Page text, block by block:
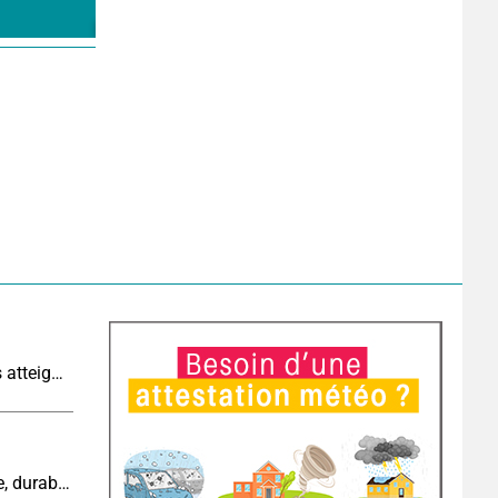
Sécheresse historique : les cours d'eau français atteignent un niveau critique
Cinquième canicule de l’été : un épisode intense, durable et étendu la semaine prochaine